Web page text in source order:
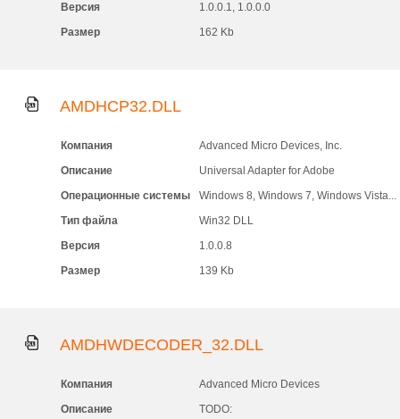
Версия
1.0.0.1, 1.0.0.0
Размер
162 Kb
AMDHCP32.DLL
Компания
Advanced Micro Devices, Inc.
Описание
Universal Adapter for Adobe
Операционные системы
Windows 8, Windows 7, Windows Vista...
Тип файла
Win32 DLL
Версия
1.0.0.8
Размер
139 Kb
AMDHWDECODER_32.DLL
Компания
Advanced Micro Devices
Описание
TODO: